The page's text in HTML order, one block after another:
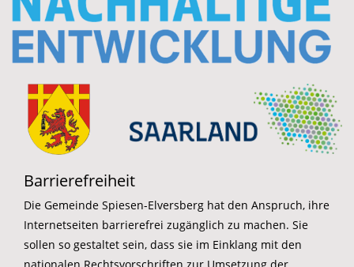
Barrierefreiheit
Die Gemeinde Spiesen-Elversberg hat den Anspruch, ihre
Internetseiten barrierefrei zugänglich zu machen. Sie
sollen so gestaltet sein, dass sie im Einklang mit den